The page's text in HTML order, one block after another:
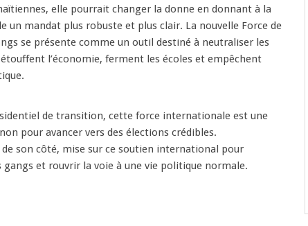
elle pourrait changer la donne en donnant à la
un mandat plus robuste et plus clair. La nouvelle Force de
se présente comme un outil destiné à neutraliser les
l’économie, ferment les écoles et empêchent
de transition, cette force internationale est une
pour avancer vers des élections crédibles.
son côté, mise sur ce soutien international pour
gangs et rouvrir la voie à une vie politique normale.